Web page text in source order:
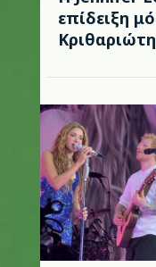
επίδειξη